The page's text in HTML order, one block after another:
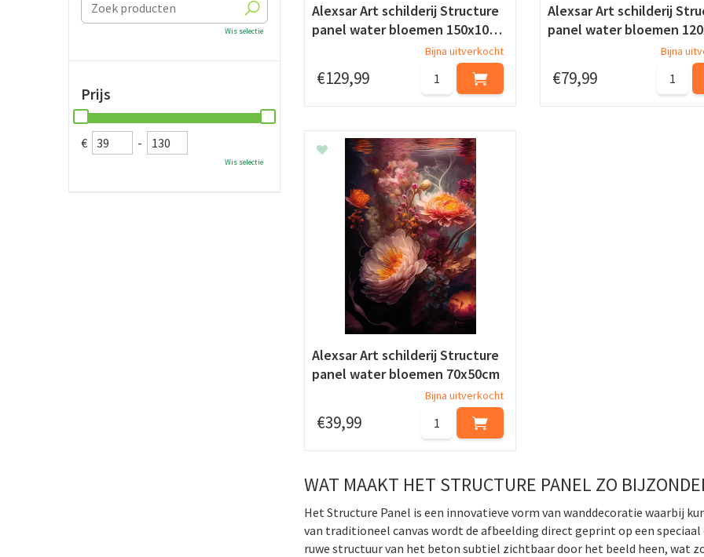
Alexsar Art schilderij Structure
panel water bloemen 150x10…
€129,99
Bijna uitverkocht
Alexsar Art schilderij
panel water bloemen
€79,99
Bijna
Alexsar Art schilderij Structure
panel water bloemen 70x50cm
€39,99
Bijna uitverkocht
WAT MAAKT HET STRUCTURE PANEL ZO
Het Structure Panel is een innovatieve vorm van wanddecoratie waarbij
van traditioneel canvas wordt de afbeelding direct geprint op een
ruwe structuur van het beton subtiel zichtbaar door het beeld heen, wat
Wis selectie
Prijs
€ -
Wis selectie